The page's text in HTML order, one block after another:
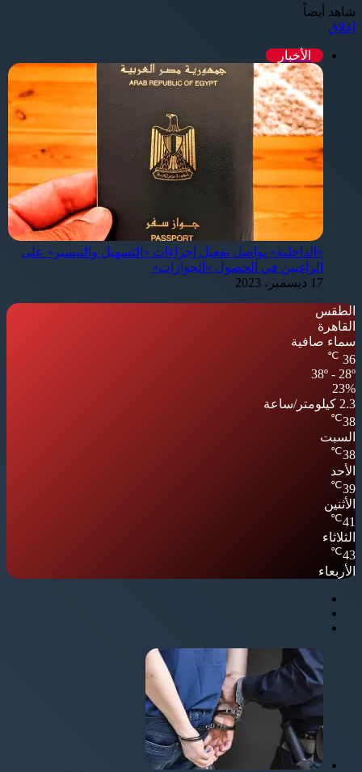
شاهد أيضاً
إغلاق
الأخبار
«الداخلية» تواصل تفعيل إجراءات «التسهيل والتيسير» على
الراغبين في الحصول «الجوازات»
17 ديسمبر، 2023
الطقس
القاهرة
سماء صافية
36
℃
38º - 28º
23%
2.3 كيلومتر/ساعة
38
℃
السبت
38
℃
الأحد
39
℃
الأثنين
41
℃
الثلاثاء
43
℃
الأربعاء